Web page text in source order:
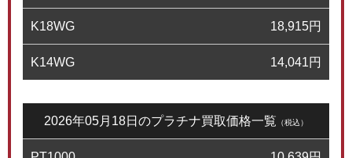
K18WG 18,915円
K14WG 14,041円
2026年05月18日のプラチナ買取価格一覧 （税込）